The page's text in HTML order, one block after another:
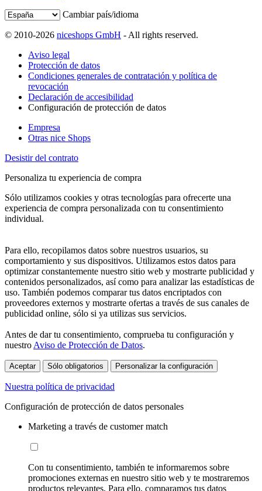
Cambiar país/idioma
© 2010-2026 niceshops GmbH - All rights reserved.
Aviso legal
Protección de datos
Condiciones generales de contratación y política de
revocación
Declaración de accesibilidad
Configuración de protección de datos
Empresa
Otras nice Shops
Desistir del contrato
Personaliza tu experiencia de compra
Sólo utilizamos cookies y otras tecnologías para ofrecerte una
experiencia de compra personalizada con tu consentimiento
individual.
Para ello, recopilamos datos sobre nuestros usuarios, su
comportamiento y sus dispositivos. Utilizamos estos datos para
optimizar constantemente nuestro sitio web y mostrarte publicidad y
contenidos personalizados, así como para analizar las estadísticas de
uso. También podemos comparar tus datos encriptados con
proveedores externos y mostrarte ofertas a través de sus canales de
publicidad online, sólo si ya utilizas sus servicios.
Antes de dar tu consentimiento, comprueba tu configuración y
nuestro Aviso de Protección de Datos.
Aceptar Sólo obligatorios Personalizar la configuración
Nuestra política de privacidad
Configuración de protección de datos personales
Marketing a través de customer match
Con tu consentimiento, también te informaremos sobre
promociones externas en nuestro sitio web y te mostraremos
productos relevantes. Para ello, comparamos tus datos